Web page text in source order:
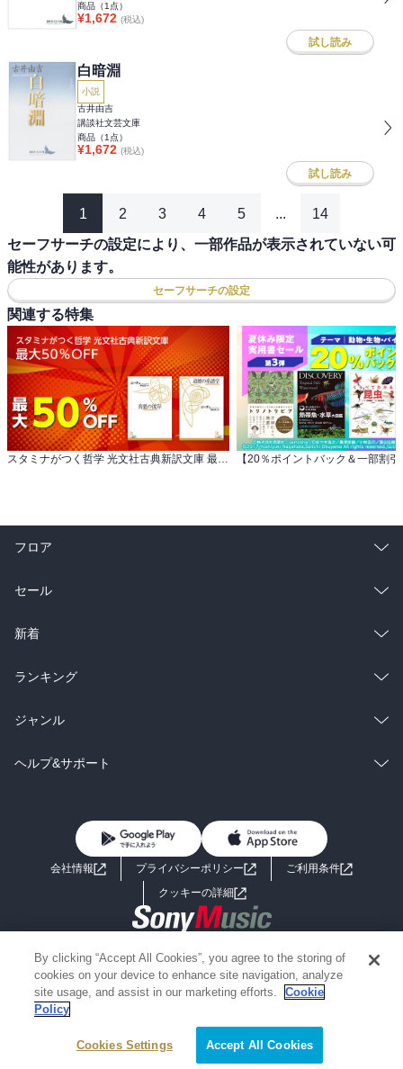
商品（1 点）
¥1,672 (税込)
試し読み
白暗淵
小説
古井由吉
講談社文芸文庫
商品（1 点）
¥1,672 (税込)
試し読み
1 2 3 4 5 ... 14
セーフサーチの設定により、一部作品が表示されていない可
能性があります。
セーフサーチの設定
関連する特集
スタミナがつく哲学 光文社古典新訳文庫 最大50％OFF
絞り込み条件を変える
フロア
総合
ラノベ
雑誌・グラビア
BL・TL
セール
総合
ラノベ
雑誌・グラビア
BL・TL
新着
総合
ラノベ
雑誌・グラビア
ランキング
総合
ラノベ
ジャンル
コミック
ライトノベル 男子向けラノベ
小説
海外小説
ミステリー SF
歴史・時代小説
グラビア写真集
ヘルプ&サポート
よくあるご質問 お問い合わせ
会社情報 プライバシーポリシー
ご利用条件
クッキーの詳細
Copyright 2017 - 2026 Sony Music Entertainment(Japan) Inc.
Information on the site is for the Japan domestic market only
powered by
By clicking “Accept All Cookies”, you agree to the storing of
cookies on your device to enhance site navigation, analyze
site usage, and assist in our marketing efforts.
Cookie
Policy
Cookies Settings Accept All Cookies